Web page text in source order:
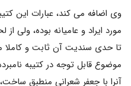
وی اضافه مى کند، عبارات این
مورد ایراد و عامیانه بوده، ولى
تا حدى سندیت آن ثابت و کاملا
موضوع قابل توجه در کتیبه
آنرا با جعفر شعرانى منطبق